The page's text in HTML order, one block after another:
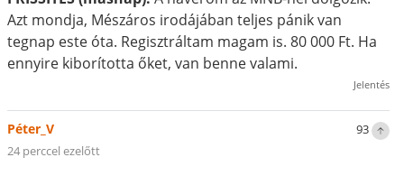
Azt mondja, Mészáros irodájában teljes pánik van
tegnap este óta. Regisztráltam magam is. 80 000 Ft. Ha
ennyire kiborította őket, van benne valami.
Jelentés
93
Péter_V
24 perccel ezelőtt